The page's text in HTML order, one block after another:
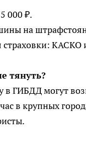
000 ₽.
на
КАСКО
тянуть?
в ГИБДД могут
в крупных